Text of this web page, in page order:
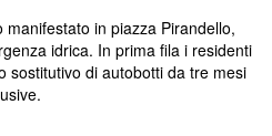
in piazza Pirandello,
idrica. In prima fila i residenti
sostitutivo di autobotti da tre mesi